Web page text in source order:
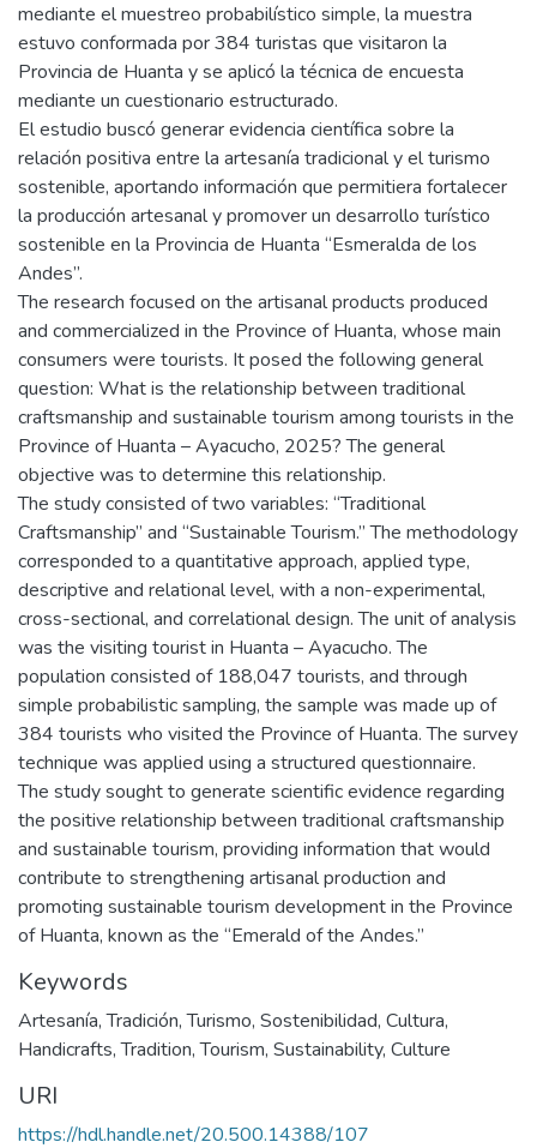
mediante el muestreo probabilístico simple, la muestra
estuvo conformada por 384 turistas que visitaron la
Provincia de Huanta y se aplicó la técnica de encuesta
mediante un cuestionario estructurado.
El estudio buscó generar evidencia científica sobre la
relación positiva entre la artesanía tradicional y el turismo
sostenible, aportando información que permitiera fortalecer
la producción artesanal y promover un desarrollo turístico
sostenible en la Provincia de Huanta “Esmeralda de los
Andes”.
The research focused on the artisanal products produced
and commercialized in the Province of Huanta, whose main
consumers were tourists. It posed the following general
question: What is the relationship between traditional
craftsmanship and sustainable tourism among tourists in the
Province of Huanta – Ayacucho, 2025? The general
objective was to determine this relationship.
The study consisted of two variables: “Traditional
Craftsmanship” and “Sustainable Tourism.” The methodology
corresponded to a quantitative approach, applied type,
descriptive and relational level, with a non-experimental,
cross-sectional, and correlational design. The unit of analysis
was the visiting tourist in Huanta – Ayacucho. The
population consisted of 188,047 tourists, and through
simple probabilistic sampling, the sample was made up of
384 tourists who visited the Province of Huanta. The survey
technique was applied using a structured questionnaire.
The study sought to generate scientific evidence regarding
the positive relationship between traditional craftsmanship
and sustainable tourism, providing information that would
contribute to strengthening artisanal production and
promoting sustainable tourism development in the Province
of Huanta, known as the “Emerald of the Andes.”
Keywords
Artesanía,Tradición,Turismo, Sostenibilidad, Cultura,
Handicrafts,Tradition,Tourism, Sustainability, Culture
URI
https://hdl.handle.net/20.500.14388/107